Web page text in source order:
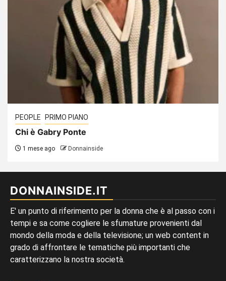
PEOPLE PRIMO PIANO
Chi è Gabry Ponte
1 mese ago Donnainside
DONNAINSIDE.IT
E' un punto di riferimento per la donna che è al passo con i
tempi e sa come cogliere le sfumature provenienti dal
mondo della moda e della televisione; un web content in
grado di affrontare le tematiche più importanti che
caratterizzano la nostra società.